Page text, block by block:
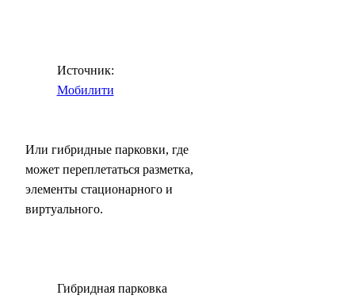
Источник:
Мобилити
Или гибридные парковки, где
может переплетаться разметка,
элементы стационарного и
виртуального.
Гибридная парковка